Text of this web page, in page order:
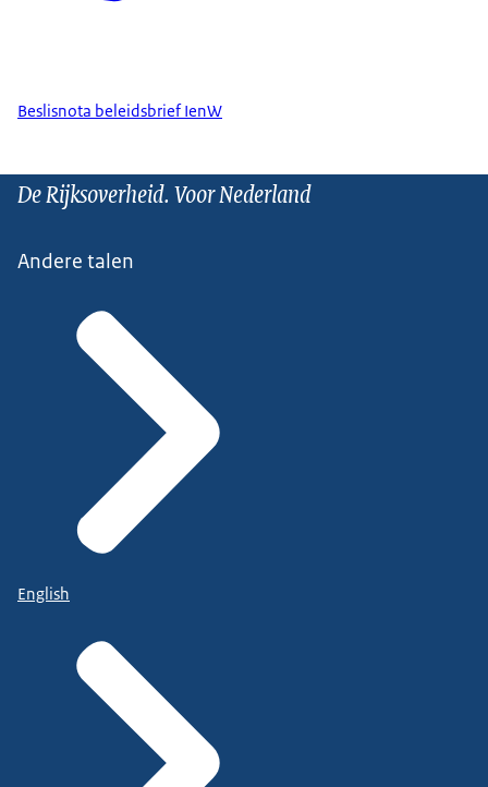
Beslisnota beleidsbrief IenW
De Rijksoverheid. Voor Nederland
Andere talen
English